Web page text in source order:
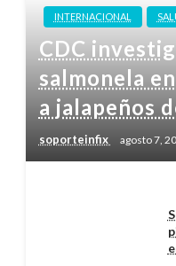
INTERNACIONAL
CDC
salmonela
a jalapeños
soporteinfix agosto 7,